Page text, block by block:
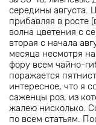
середины августа.
прибавляя в росте
волна цветения с
вторая с начала
месяца несмотря
фору всем чайно-
поражается
интересное, что я
саженцы роз, из
жалею нисколько.
по всем статьям.